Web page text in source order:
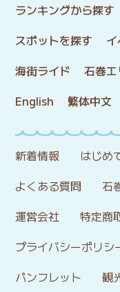
ランキングから探す
スポットを探す
海街ライド
石巻
English
繁体中文
新着情報 はじめ
よくある質問
石
運営会社
特定商
プライバシーポリシ
パンフレット
観